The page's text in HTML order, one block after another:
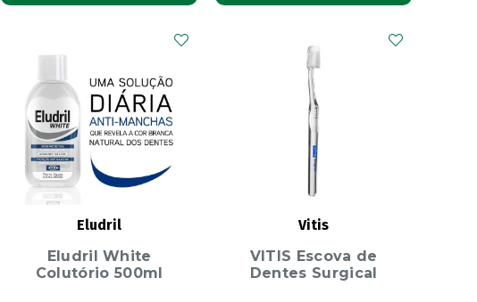
Eludril
Eludril White
Colutório 500ml
Vitis
VITIS Escova de
Dentes Surgical